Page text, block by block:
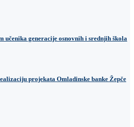
učenika generacije osnovnih i srednjih škola
projekata Omladinske banke Žepče